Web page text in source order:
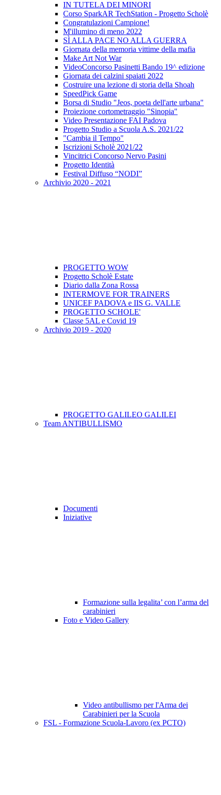
IN TUTELA DEI MINORI
Corso SparkAR TechStation - Progetto Scholè
Congratulazioni Campione!
M'illumino di meno 2022
SÌ ALLA PACE NO ALLA GUERRA
Giornata della memoria vittime della mafia
Make Art Not War
VideoConcorso Pasinetti Bando 19^ edizione
Giornata dei calzini spaiati 2022
Costruire una lezione di storia della Shoah
SpeedPick Game
Borsa di Studio "Jeos, poeta dell'arte urbana"
Proiezione cortometraggio "Sinopia"
Video Presentazione FAI Padova
Progetto Studio a Scuola A.S. 2021/22
"Cambia il Tempo"
Iscrizioni Scholè 2021/22
Vincitrici Concorso Nervo Pasini
Progetto Identità
Festival Diffuso “NODI”
Archivio 2020 - 2021
PROGETTO WOW
Progetto Scholè Estate
Diario dalla Zona Rossa
INTERMOVE FOR TRAINERS
UNICEF PADOVA e IIS G. VALLE
PROGETTO SCHOLE'
Classe 5AL e Covid 19
Archivio 2019 - 2020
PROGETTO GALILEO GALILEI
Team ANTIBULLISMO
Documenti
Iniziative
Formazione sulla legalita’ con l’arma del
carabinieri
Foto e Video Gallery
Video antibullismo per l'Arma dei
Carabinieri per la Scuola
FSL - Formazione Scuola-Lavoro (ex PCTO)